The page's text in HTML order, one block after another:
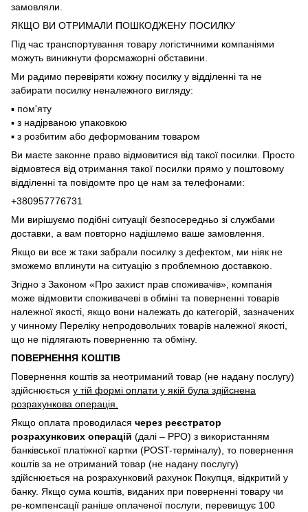
замовляли.
ЯКЩО ВИ ОТРИМАЛИ ПОШКОДЖЕНУ ПОСИЛКУ
Під час транспортування товару логістичними компаніями
можуть виникнути форсмажорні обставини.
Ми радимо перевіряти кожну посилку у відділенні та не
забирати посилку неналежного вигляду:
▪️ пом'яту
▪️ з надірваною упаковкою
▪️ з розбитим або деформованим товаром
Ви маєте законне право відмовитися від такої посилки. Просто
відмовтеся від отримання такої посилки прямо у поштовому
відділенні та повідомте про це нам за телефонами:
+380957776731
Ми вирішуємо подібні ситуації безпосередньо зі службами
доставки, а вам повторно надішлемо ваше замовлення.
Якщо ви все ж таки забрали посилку з дефектом, ми ніяк не
зможемо вплинути на ситуацію з проблемною доставкою.
Згідно з Законом «Про захист прав споживачів», компанія
може відмовити споживачеві в обміні та поверненні товарів
належної якості, якщо вони належать до категорій, зазначених
у чинному Переліку непродовольчих товарів належної якості,
що не підлягають поверненню та обміну.
ПОВЕРНЕННЯ КОШТІВ
Повернення коштів за неотриманий товар (не надану послугу)
здійснюється у тій формі оплати у якій була здійснена
розрахункова операція.
Якщо оплата проводилася через реєстратор
розрахункових операцій (далі – РРО) з використанням
банківської платіжної картки (POST-терміналу), то повернення
коштів за не отриманий товар (не надану послугу)
здійснюється на розрахунковий рахунок Покупця, відкритий у
банку. Якщо сума коштів, виданих при поверненні товару чи
ре-компенсації раніше оплаченої послуги, перевищує 100